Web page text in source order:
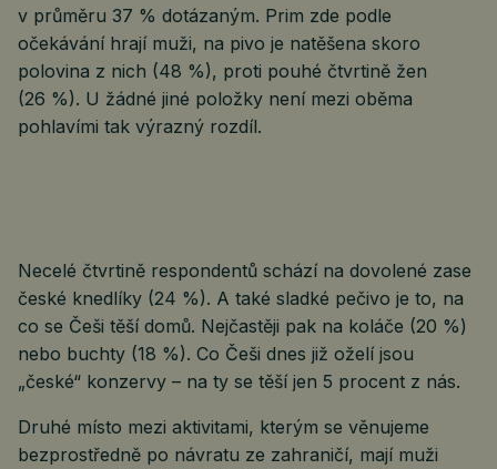
v průměru 37 % dotázaným. Prim zde podle
očekávání hrají muži, na pivo je natěšena skoro
polovina z nich (48 %), proti pouhé čtvrtině žen
(26 %). U žádné jiné položky není mezi oběma
pohlavími tak výrazný rozdíl.
Necelé čtvrtině respondentů schází na dovolené zase
české knedlíky (24 %). A také sladké pečivo je to, na
co se Češi těší domů. Nejčastěji pak na koláče (20 %)
nebo buchty (18 %). Co Češi dnes již oželí jsou
„české“ konzervy – na ty se těší jen 5 procent z nás.
Druhé místo mezi aktivitami, kterým se věnujeme
bezprostředně po návratu ze zahraničí, mají muži